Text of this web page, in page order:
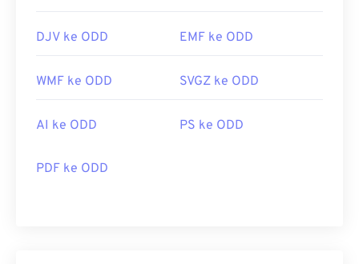
DJV ke ODD EMF ke ODD
WMF ke ODD SVGZ ke ODD
AI ke ODD PS ke ODD
PDF ke ODD